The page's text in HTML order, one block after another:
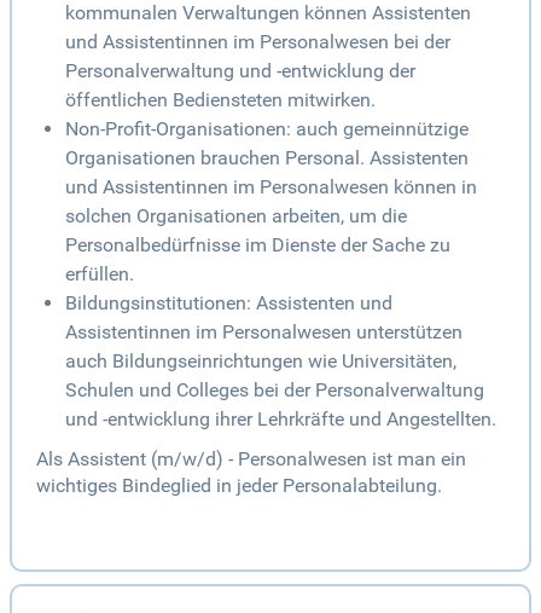
kommunalen Verwaltungen können Assistenten
und Assistentinnen im Personalwesen bei der
Personalverwaltung und -entwicklung der
öffentlichen Bediensteten mitwirken.
Non-Profit-Organisationen: auch gemeinnützige
Organisationen brauchen Personal. Assistenten
und Assistentinnen im Personalwesen können in
solchen Organisationen arbeiten, um die
Personalbedürfnisse im Dienste der Sache zu
erfüllen.
Bildungsinstitutionen: Assistenten und
Assistentinnen im Personalwesen unterstützen
auch Bildungseinrichtungen wie Universitäten,
Schulen und Colleges bei der Personalverwaltung
und -entwicklung ihrer Lehrkräfte und Angestellten.
Als Assistent (m/w/d) - Personalwesen ist man ein
wichtiges Bindeglied in jeder Personalabteilung.